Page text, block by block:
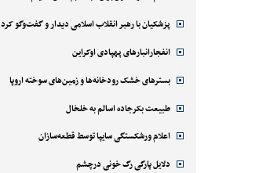
پزشکیان با رهبر انقلاب اسلامی دیدار و گفت‌وگو کرد
انفجارانبارهای پهپادی اوکراین
بسترهای خشک رودخانه‌ها و زمین‌های سوخته اروپا
طبیعت بکرجاده اسالم به خلخال
اعلام ورشکستگی سایپا توسط قطعه‌سازان
دلایل پارگی رگ خونی درچشم